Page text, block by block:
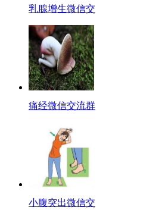
乳腺增生微信交
痛经微信交流群
小腹突出微信交